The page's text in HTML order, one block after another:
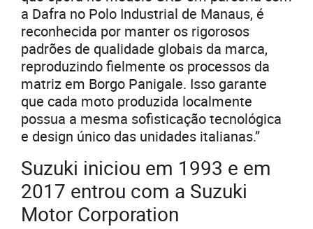
a Dafra no Polo Industrial de Manaus, é
reconhecida por manter os rigorosos
padrões de qualidade globais da marca,
reproduzindo fielmente os processos da
matriz em Borgo Panigale. Isso garante
que cada moto produzida localmente
possua a mesma sofisticação tecnológica
e design único das unidades italianas.”
Suzuki iniciou em 1993 e em
2017 entrou com a Suzuki
Motor Corporation